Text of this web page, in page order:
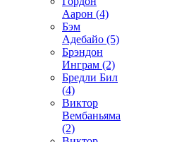
Аарон (4)
Бэм
Адебайо (5)
Брэндон
Инграм (2)
Бредли Бил
(4)
Виктор
Вембаньяма
(2)